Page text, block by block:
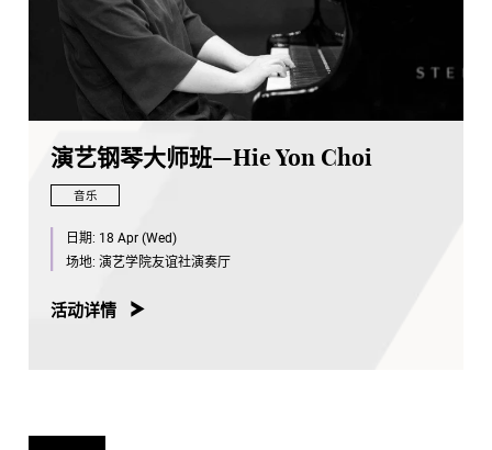
演艺钢琴大师班—Hie Yon Choi
音乐
日期: 18 Apr (Wed)
场地: 演艺学院友谊社演奏厅
活动详情